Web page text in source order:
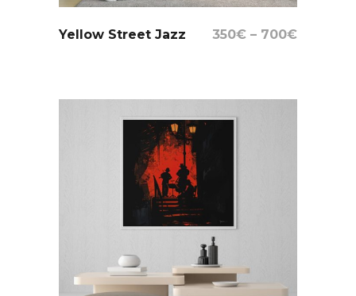
Select Options
Yellow Street Jazz 350€ – 700€